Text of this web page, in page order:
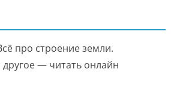
про строение земли.
— читать онлайн